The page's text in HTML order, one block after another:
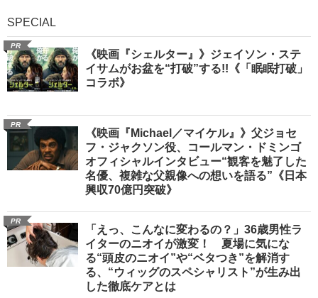
SPECIAL
PR
《映画『シェルター』》ジェイソン・ステ
イサムがお盆を“打破”する!!《「眠眠打破」
コラボ》
PR
《映画『Michael／マイケル』》父ジョセ
フ・ジャクソン役、コールマン・ドミンゴ
オフィシャルインタビュー“観客を魅了した
名優、複雑な父親像への想いを語る”《日本
興収70億円突破》
PR
「えっ、こんなに変わるの？」36歳男性ラ
イターのニオイが激変！ 夏場に気にな
る“頭皮のニオイ”や“ベタつき”を解消す
る、“ウィッグのスペシャリスト”が生み出
した徹底ケアとは